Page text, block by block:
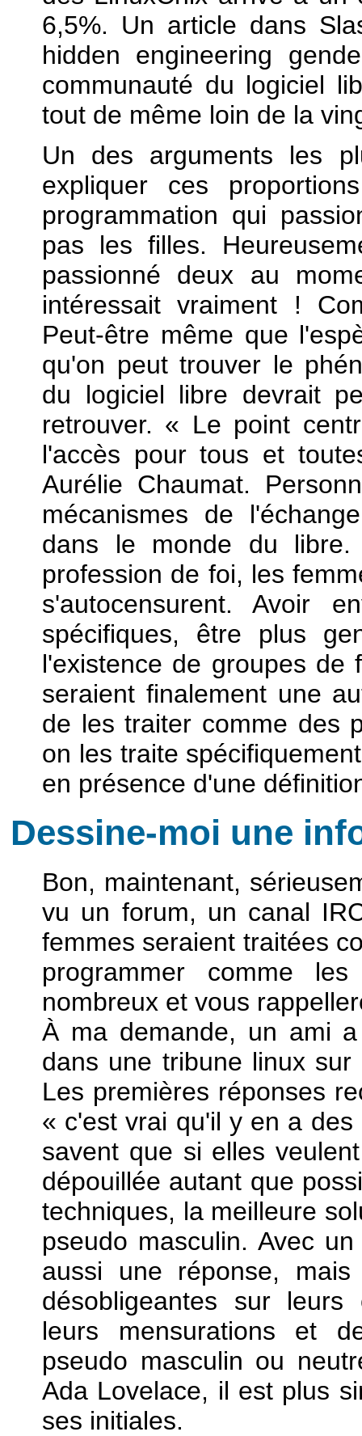
6,5%. Un article dans
hidden engineering
communauté du logiciel
tout de même loin de la
Un des arguments les
expliquer ces
programmation qui
pas les filles.
passionné deux au
intéressait vraiment !
Peut-être même que
qu'on peut trouver le
du logiciel libre devrait
retrouver. « Le point
l'accès pour tous et
Aurélie Chaumat.
mécanismes de
dans le monde du
profession de foi, les
s'autocensurent. Avoir
spécifiques, être plus
l'existence de groupes de
seraient finalement une
de les traiter comme des
on les traite
en présence d'une
Dessine-moi une
Bon, maintenant,
vu un forum, un canal
femmes seraient traitées
programmer comme
nombreux et vous
À ma demande, un ami
dans une tribune linux
Les premières réponses
« c'est vrai qu'il y en a
savent que si elles
dépouillée autant que
techniques, la meilleure
pseudo masculin. Avec
aussi une réponse,
désobligeantes sur
leurs mensurations et
pseudo masculin ou
Ada Lovelace, il est plus
ses initiales.